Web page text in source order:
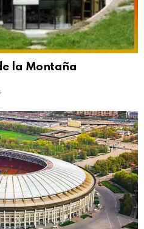
la Montaña